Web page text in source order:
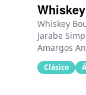
Whiskey
Jarabe
Amargos
Clásico